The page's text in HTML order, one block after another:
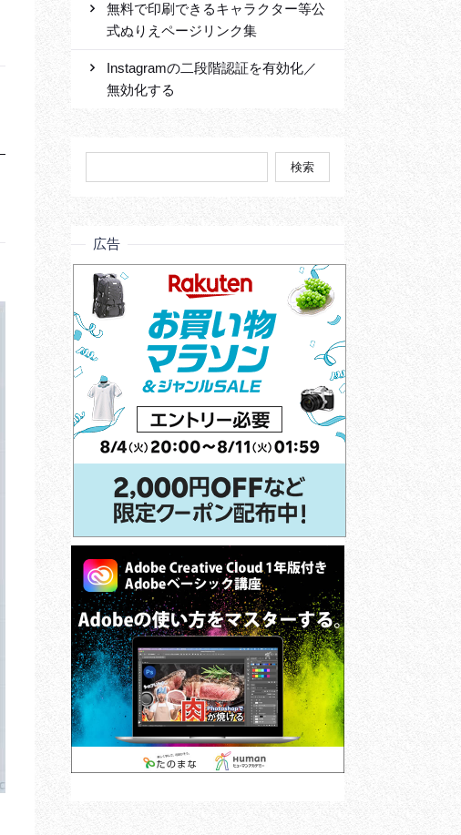
無料で印刷できるキャラクター等公
式ぬりえページリンク集
Instagramの二段階認証を有効化／
無効化する
索:
広告